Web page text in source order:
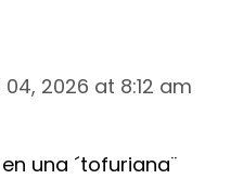
2026 at 8:12 am
una ´tofuriana¨